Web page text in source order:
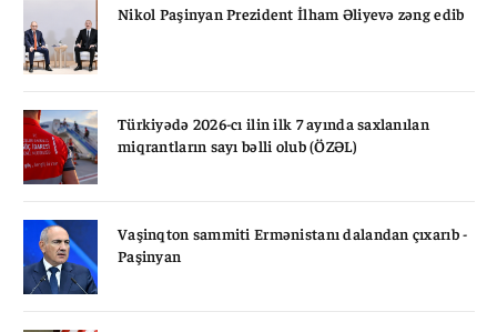
Nikol Paşinyan Prezident İlham Əliyevə zəng edib
Türkiyədə 2026-cı ilin ilk 7 ayında saxlanılan
miqrantların sayı bəlli olub (ÖZƏL)
Vaşinqton sammiti Ermənistanı dalandan çıxarıb -
Paşinyan